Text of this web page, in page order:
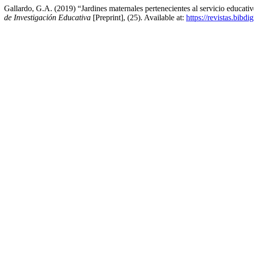
Gallardo, G.A. (2019) “Jardines maternales pertenecientes al servicio
de Investigación Educativa [Preprint], (25). Available at: https://